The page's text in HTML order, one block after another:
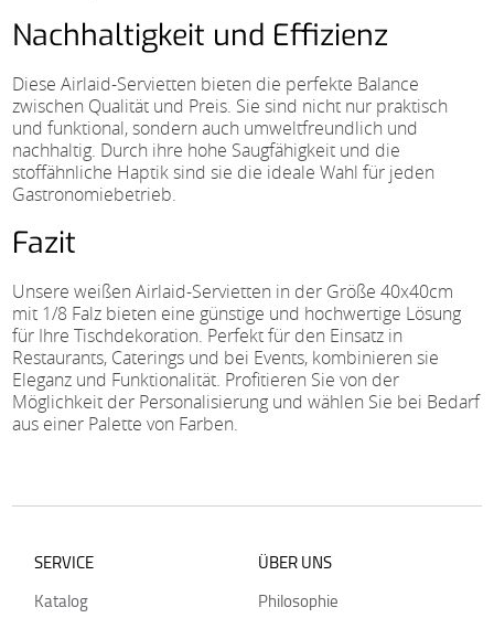
Nachhaltigkeit und Effizienz
Diese Airlaid-Servietten bieten die perfekte Balance
zwischen Qualität und Preis. Sie sind nicht nur praktisch
und funktional, sondern auch umweltfreundlich und
nachhaltig. Durch ihre hohe Saugfähigkeit und die
stoffähnliche Haptik sind sie die ideale Wahl für jeden
Gastronomiebetrieb.
Fazit
Unsere weißen Airlaid-Servietten in der Größe 40x40cm
mit 1/8 Falz bieten eine günstige und hochwertige Lösung
für Ihre Tischdekoration. Perfekt für den Einsatz in
Restaurants, Caterings und bei Events, kombinieren sie
Eleganz und Funktionalität. Profitieren Sie von der
Möglichkeit der Personalisierung und wählen Sie bei Bedarf
aus einer Palette von Farben.
SERVICE
Katalog
ÜBER UNS
Philosophie